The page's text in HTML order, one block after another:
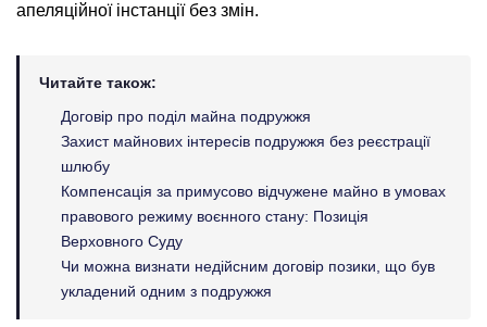
апеляційної інстанції без змін.
Читайте також:
Договір про поділ майна подружжя
Захист майнових інтересів подружжя без реєстрації
шлюбу
Компенсація за примусово відчужене майно в умовах
правового режиму воєнного стану: Позиція
Верховного Суду
Чи можна визнати недійсним договір позики, що був
укладений одним з подружжя